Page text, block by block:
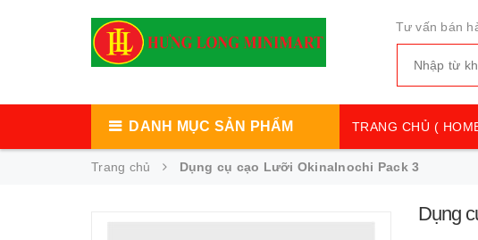
Tư vấn bán
DANH MỤC SẢN PHẨM TRANG CHỦ (
Trang chủ Dụng cụ cạo Lưỡi OkinaInochi Pack 3
Dụng